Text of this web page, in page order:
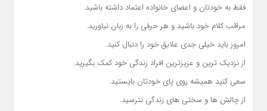
فقط به خودتان و اعضای خانواده اعتماد داشته باشید.
مراقب کلام خود باشید و هر حرفی را به زبان نیاورید.
امروز باید خیلی جدی علایق خود را دنبال کنید.
از نزدیک ترین و عزیزترین افراد زندگی خود کمک بگیرید.
سعی کنید همیشه روی پای خودتان بایستید.
از چالش ها و سختی های زندگی نترسید.